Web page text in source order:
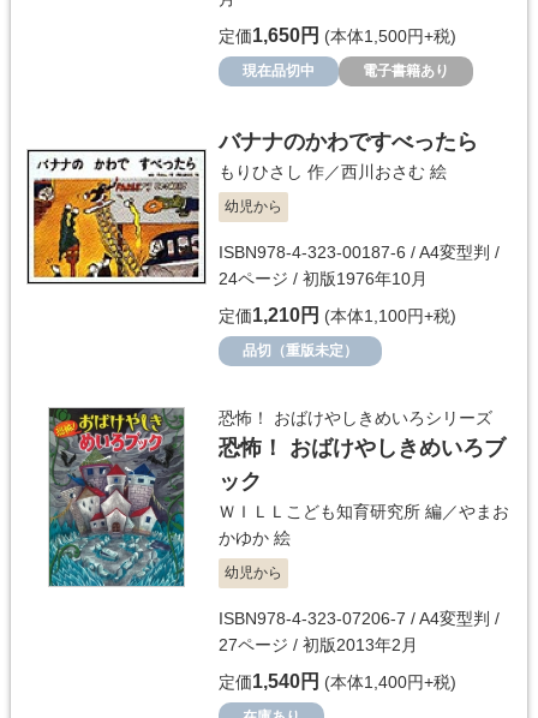
定価1,650円 (本体1,500円+税)
現在品切中 電子書籍あり
バナナのかわですべったら
もりひさし 作／西川おさむ 絵
幼児から
ISBN978-4-323-00187-6 / A4変型判 /
24ページ / 初版1976年10月
定価1,210円 (本体1,100円+税)
品切（重版未定）
恐怖！ おばけやしきめいろシリーズ
恐怖！ おばけやしきめいろブ
ック
ＷＩＬＬこども知育研究所 編／やまお
かゆか 絵
幼児から
ISBN978-4-323-07206-7 / A4変型判 /
27ページ / 初版2013年2月
定価1,540円 (本体1,400円+税)